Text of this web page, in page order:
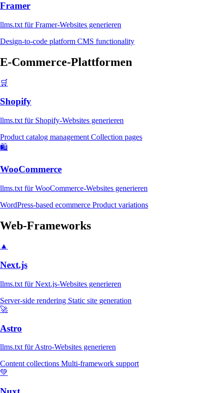
Framer
llms.txt für Framer-Websites generieren
Design-to-code platform CMS functionality
E-Commerce-Plattformen
🛒
Shopify
llms.txt für Shopify-Websites generieren
Product catalog management Collection pages
🛍️
WooCommerce
llms.txt für WooCommerce-Websites generieren
WordPress-based ecommerce Product variations
Web-Frameworks
▲
Next.js
llms.txt für Next.js-Websites generieren
Server-side rendering Static site generation
🚀
Astro
llms.txt für Astro-Websites generieren
Content collections Multi-framework support
💚